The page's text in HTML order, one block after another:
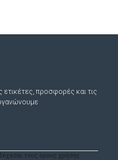
προσφορές και τις
τους όρους χρήσης